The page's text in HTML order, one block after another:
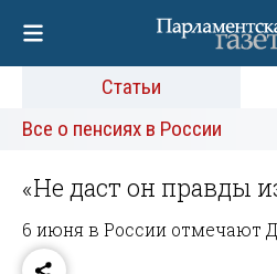
Статьи
Все о пенсиях в России
«Не даст он правды
6 июня в России отмечают